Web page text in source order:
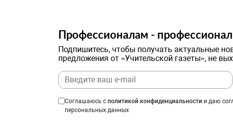
Профессионалам -
Подпишитесь, чтобы получать актуальные
предложения от «Учительской газеты», не
Соглашаюсь с политикой конфиденциальности и даю
персональных данных